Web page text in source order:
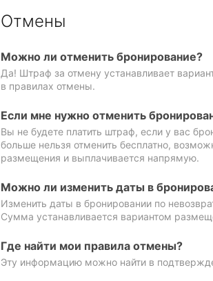
Отмены
Можно ли отменить бронирование?
Да! Штраф за отмену устанавливает
в правилах отмены.
Если мне нужно отменить
Вы не будете платить штраф, если у вас
больше нельзя отменить бесплатно,
размещения и выплачивается напрямую.
Можно ли изменить даты в
Изменить даты в бронировании по
Сумма устанавливается вариантом
Где найти мои правила отмены?
Эту информацию можно найти в